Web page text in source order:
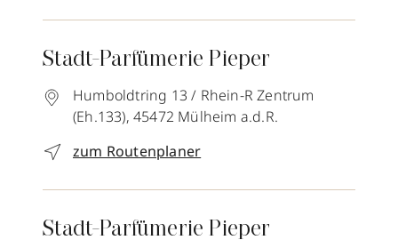
Stadt-Parfümerie Pieper
Humboldtring 13 / Rhein-R Zentrum
(Eh.133), 45472 Mülheim a.d.R.
zum Routenplaner
Stadt-Parfümerie Pieper